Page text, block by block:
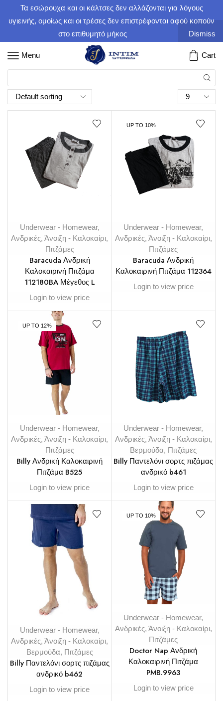
Τα εσώρουχα και οι κάλτσες δεν αλλάζονται για λόγους
υγιεινής, ομοίως και οι τρέσες δεν επιστρέφονται αφού κοπούν
στο επιθυμητό μήκος
Dismiss
Menu Cart
Underwear - Homewear,
Ανδρικές,Άνοιξη - Καλοκαίρι,
Πιτζάμες
Baracuda Ανδρική
Καλοκαιρινή Πιτζάμα
112180BA Μέγεθος L
Login to view price
UP TO 10%
Underwear - Homewear,
Ανδρικές, Άνοιξη - Καλοκαίρι,
Πιτζάμες
Baracuda Ανδρική
Καλοκαιρινή Πιτζάμα 112364
Login to view price
UP TO 12%
Underwear - Homewear,
Ανδρικές,Άνοιξη - Καλοκαίρι,
Πιτζάμες
Billy Ανδρική Καλοκαιρινή
Πιτζάμα B525
Login to view price
Underwear - Homewear,
Ανδρικές, Άνοιξη - Καλοκαίρι,
Βερμούδα, Πιτζάμες
Billy Παντελόνι σορτς πιζάμας
ανδρικό b461
Login to view price
Underwear - Homewear,
Ανδρικές,Άνοιξη - Καλοκαίρι,
Βερμούδα, Πιτζάμες
Billy Παντελόνι σορτς πιζάμας
ανδρικό b462
Login to view price
UP TO 10%
Underwear - Homewear,
Ανδρικές, Άνοιξη - Καλοκαίρι,
Πιτζάμες
Doctor Nap Ανδρική
Καλοκαιρινή Πιτζάμα
PMB.9963
Login to view price